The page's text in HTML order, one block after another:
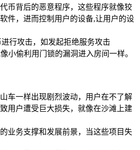
币背后的恶意程序，这些程序就像狡
件，进而控制用户的设备,让用户的设
行攻击，如发起拒绝服务攻击
小偷利用门锁的漏洞进入房间一样。
车一样出现剧烈波动，用户在不了解
用户遭受巨大损失，就像在沙滩上建
业务支撑和发展前景，当这些项目失